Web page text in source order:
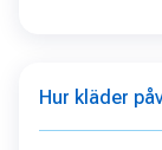
Hur kläder